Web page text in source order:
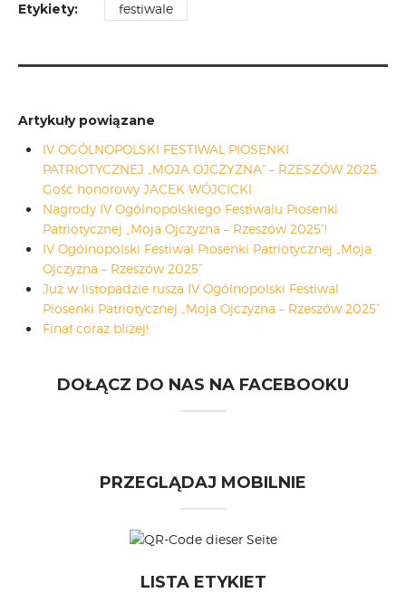
Etykiety: festiwale
Artykuły powiązane
IV OGÓLNOPOLSKI FESTIWAL PIOSENKI
PATRIOTYCZNEJ „MOJA OJCZYZNA” – RZESZÓW 2025.
Gość honorowy JACEK WÓJCICKI
Nagrody IV Ogólnopolskiego Festiwalu Piosenki
Patriotycznej „Moja Ojczyzna – Rzeszów 2025”!
IV Ogólnopolski Festiwal Piosenki Patriotycznej „Moja
Ojczyzna – Rzeszów 2025”
Już w listopadzie rusza IV Ogólnopolski Festiwal
Piosenki Patriotycznej „Moja Ojczyzna – Rzeszów 2025”
Finał coraz bliżej!
DOŁĄCZ DO NAS NA FACEBOOKU
PRZEGLĄDAJ MOBILNIE
LISTA ETYKIET